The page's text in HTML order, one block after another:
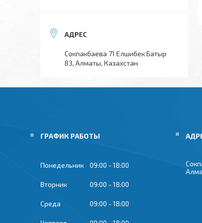
Сокпакбаева 71 Елшибек Батыр
83, Алматы, Казахстан
ГРАФИК РАБОТЫ
Понедельник 09:00 18:00
Вторник 09:00 18:00
Среда 09:00 18:00